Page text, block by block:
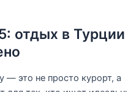
отдых в Турции
— это не просто курорт, а